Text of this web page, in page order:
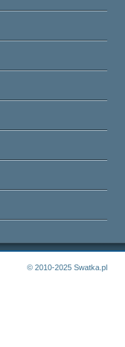
© 2010-2025 Swatka.pl